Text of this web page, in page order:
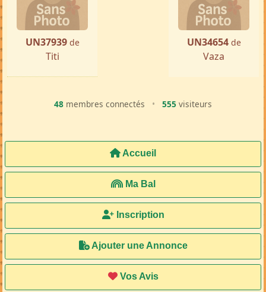
UN37939 de
Titi
UN34654 de
Vaza
48 membres connectés • 555 visiteurs
Accueil
Ma Bal
Inscription
Ajouter une Annonce
Vos Avis